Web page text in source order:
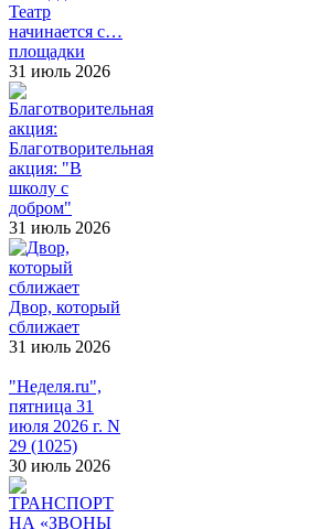
Театр
начинается с…
площадки
31 июль 2026
Благотворительная
акция: "В
школу с
добром"
31 июль 2026
Двор, который
сближает
31 июль 2026
"Неделя.ru",
пятница 31
июля 2026 г. N
29 (1025)
30 июль 2026